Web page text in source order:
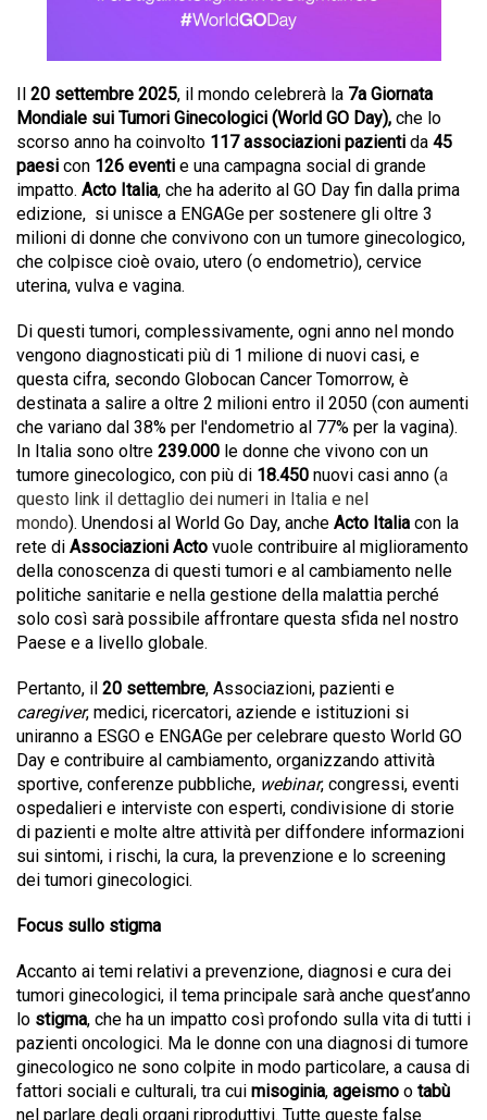
20 settembre 2025, il mondo celebrerà la 7a Giornata
Mondiale sui Tumori Ginecologici (World GO Day), che lo
scorso anno ha coinvolto 117 associazioni pazienti da 45
paesi con 126 eventi e una campagna social di grande
impatto. Acto Italia, che ha aderito al GO Day fin dalla prima
edizione, si unisce a ENGAGe per sostenere gli oltre 3
milioni di donne che convivono con un tumore ginecologico,
che colpisce cioè ovaio, utero (o endometrio), cervice
uterina, vulva e vagina.
Di questi tumori, complessivamente, ogni anno nel mondo
vengono diagnosticati più di 1 milione di nuovi casi, e
questa cifra, secondo Globocan Cancer Tomorrow, è
destinata a salire a oltre 2 milioni entro il 2050 (con aumenti
che variano dal 38% per l'endometrio al 77% per la vagina).
In Italia sono oltre 239.000 le donne che vivono con un
tumore ginecologico, con più di 18.450 nuovi casi anno (a
questo link il dettaglio dei numeri in Italia e nel
mondo). Unendosi al World Go Day, anche Acto Italia con la
rete di Associazioni Acto vuole contribuire al miglioramento
della conoscenza di questi tumori e al cambiamento nelle
politiche sanitarie e nella gestione della malattia perché
solo così sarà possibile affrontare questa sfida nel nostro
Paese e a livello globale.
Pertanto, il 20 settembre, Associazioni, pazienti e
caregiver, medici, ricercatori, aziende e istituzioni si
uniranno a ESGO e ENGAGe per celebrare questo World GO
Day e contribuire al cambiamento, organizzando attività
sportive, conferenze pubbliche, webinar, congressi, eventi
ospedalieri e interviste con esperti, condivisione di storie
di pazienti e molte altre attività per diffondere informazioni
sui sintomi, i rischi, la cura, la prevenzione e lo screening
dei tumori ginecologici.
Focus sullo stigma
Accanto ai temi relativi a prevenzione, diagnosi e cura dei
tumori ginecologici, il tema principale sarà anche quest’anno
lo stigma, che ha un impatto così profondo sulla vita di tutti i
pazienti oncologici. Ma le donne con una diagnosi di tumore
ginecologico ne sono colpite in modo particolare, a causa di
fattori sociali e culturali, tra cui misoginia, ageismo o tabù
nel parlare degli organi riproduttivi. Tutte queste false